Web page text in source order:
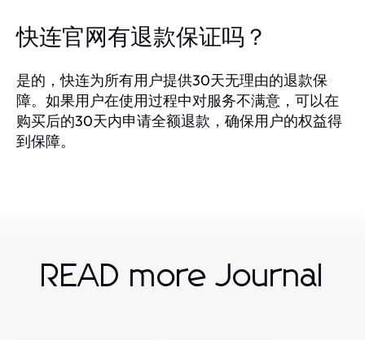
快连官网有退款保证吗？
是的，快连为所有用户提供30天无理由的退款保
障。如果用户在使用过程中对服务不满意，可以在
购买后的30天内申请全额退款，确保用户的权益得
到保障。
READ more Journal